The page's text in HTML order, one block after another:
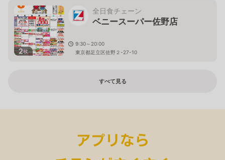
2枚
全日食チェーン
ベニースーパー佐野店
9:30～20:00
東京都足立区佐野２-27-10
すべて見る